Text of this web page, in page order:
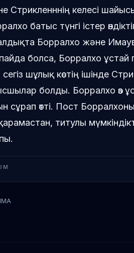
Стрикленннің келесі
батыс түнгі істер
Борралхо және
болса, Борралхо ұстай
сегіз шұлық көстің ішінде
болды. Борралхо өз
сұрап өтті. Пост
қарамастан, титулы